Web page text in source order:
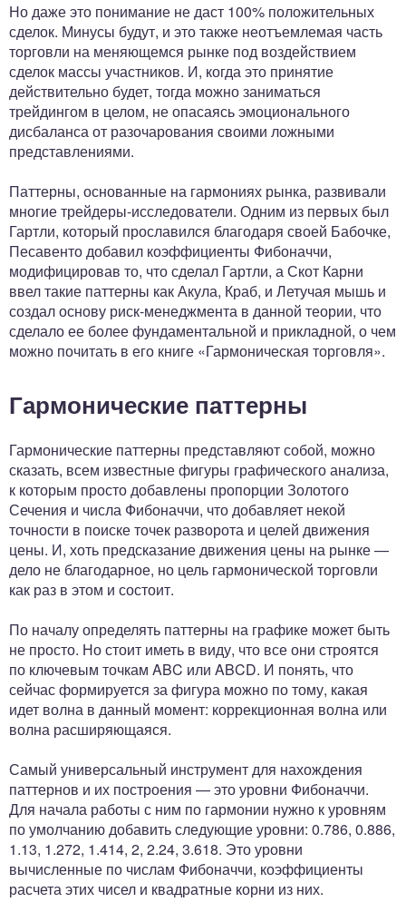
Но даже это понимание не даст 100% положительных
сделок. Минусы будут, и это также неотъемлемая часть
торговли на меняющемся рынке под воздействием
сделок массы участников. И, когда это принятие
действительно будет, тогда можно заниматься
трейдингом в целом, не опасаясь эмоционального
дисбаланса от разочарования своими ложными
представлениями.
Паттерны, основанные на гармониях рынка, развивали
многие трейдеры-исследователи. Одним из первых был
Гартли, который прославился благодаря своей Бабочке,
Песавенто добавил коэффициенты Фибоначчи,
модифицировав то, что сделал Гартли, а Скот Карни
ввел такие паттерны как Акула, Краб, и Летучая мышь и
создал основу риск-менеджмента в данной теории, что
сделало ее более фундаментальной и прикладной, о чем
можно почитать в его книге «Гармоническая торговля».
Гармонические паттерны
Гармонические паттерны представляют собой, можно
сказать, всем известные фигуры графического анализа,
к которым просто добавлены пропорции Золотого
Сечения и числа Фибоначчи, что добавляет некой
точности в поиске точек разворота и целей движения
цены. И, хоть предсказание движения цены на рынке —
дело не благодарное, но цель гармонической торговли
как раз в этом и состоит.
По началу определять паттерны на графике может быть
не просто. Но стоит иметь в виду, что все они строятся
по ключевым точкам ABC или ABCD. И понять, что
сейчас формируется за фигура можно по тому, какая
идет волна в данный момент: коррекционная волна или
волна расширяющаяся.
Самый универсальный инструмент для нахождения
паттернов и их построения — это уровни Фибоначчи.
Для начала работы с ним по гармонии нужно к уровням
по умолчанию добавить следующие уровни: 0.786, 0.886,
1.13, 1.272, 1.414, 2, 2.24, 3.618. Это уровни
вычисленные по числам Фибоначчи, коэффициенты
расчета этих чисел и квадратные корни из них.